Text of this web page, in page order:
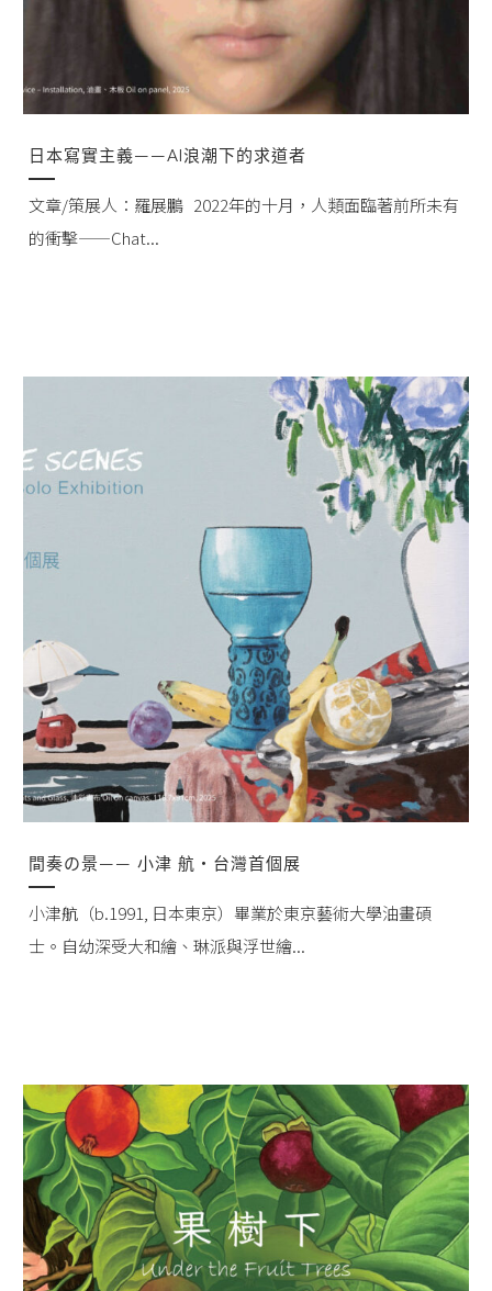
日本寫實主義——AI浪潮下的求道者
文章/策展人：羅展鵬 2022年的十月，人類面臨著前所未有
的衝擊——Chat...
間奏の景—— 小津 航・台灣首個展
小津航（b.1991, 日本東京）畢業於東京藝術大學油畫碩
士。自幼深受大和繪、琳派與浮世繪...